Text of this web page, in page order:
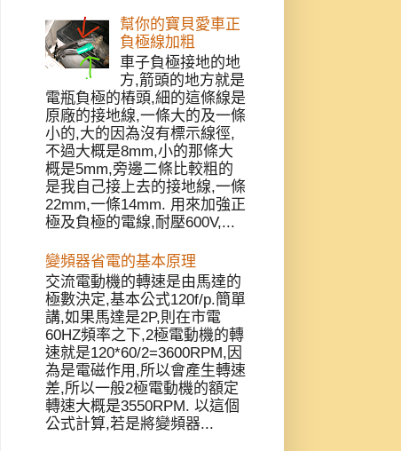
幫你的寶貝愛車正
負極線加粗
車子負極接地的地
方,箭頭的地方就是
電瓶負極的樁頭,細的這條線是
原廠的接地線,一條大的及一條
小的,大的因為沒有標示線徑,
不過大概是8mm,小的那條大
概是5mm,旁邊二條比較粗的
是我自己接上去的接地線,一條
22mm,一條14mm. 用來加強正
極及負極的電線,耐壓600V,...
變頻器省電的基本原理
交流電動機的轉速是由馬達的
極數決定,基本公式120f/p.簡單
講,如果馬達是2P,則在市電
60HZ頻率之下,2極電動機的轉
速就是120*60/2=3600RPM,因
為是電磁作用,所以會產生轉速
差,所以一般2極電動機的額定
轉速大概是3550RPM. 以這個
公式計算,若是將變頻器...